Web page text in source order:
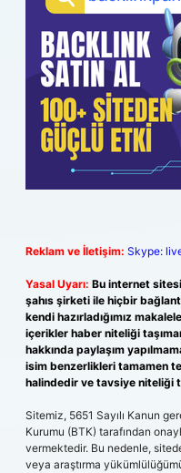
Reklam ve İletişim: Skype:
Yasal Uyarı: Bu internet
şahıs şirketi ile hiçbir
kendi hazırladığımız
içerikler haber niteliği
hakkında paylaşım
isim benzerlikleri tamamen
halindedir ve tavsiye niteliği
Sitemiz, 5651 Sayılı Kanun
Kurumu (BTK) tarafından
vermektedir. Bu nedenle,
veya araştırma